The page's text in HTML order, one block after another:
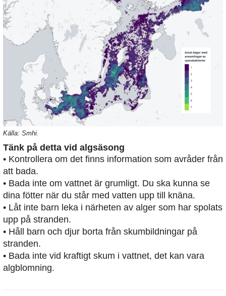
Källa: Smhi.
Tänk på detta vid algsäsong
• Kontrollera om det finns information som avråder från
att bada.
• Bada inte om vattnet är grumligt. Du ska kunna se
dina fötter när du står med vatten upp till knäna.
• Låt inte barn leka i närheten av alger som har spolats
upp på stranden.
• Håll barn och djur borta från skumbildningar på
stranden.
• Bada inte vid kraftigt skum i vattnet, det kan vara
algblomning.